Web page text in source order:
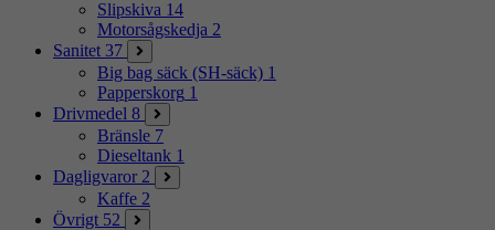
Slipskiva 14
Motorsågskedja 2
Sanitet 37
Big bag säck (SH-säck) 1
Papperskorg 1
Drivmedel 8
Bränsle 7
Dieseltank 1
Dagligvaror 2
Kaffe 2
Övrigt 52